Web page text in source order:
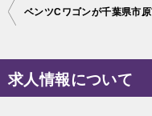
投
ナ
ビ
求人情報について